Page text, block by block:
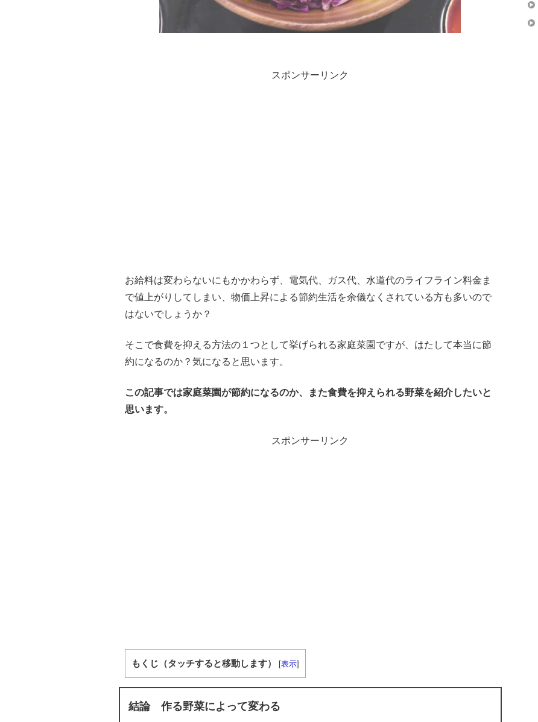
スポンサーリンク
お給料は変わらないにもかかわらず、電気代、ガス代、水道代のライフライン料金ま
で値上がりしてしまい、物価上昇による節約生活を余儀なくされている方も多いので
はないでしょうか？
そこで食費を抑える方法の１つとして挙げられる家庭菜園ですが、はたして本当に節
約になるのか？気になると思います。
この記事では家庭菜園が節約になるのか、また食費を抑えられる野菜を紹介したいと
思います。
スポンサーリンク
もくじ（タッチすると移動します） [表示]
結論 作る野菜によって変わる